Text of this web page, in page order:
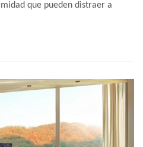
que pueden distraer a